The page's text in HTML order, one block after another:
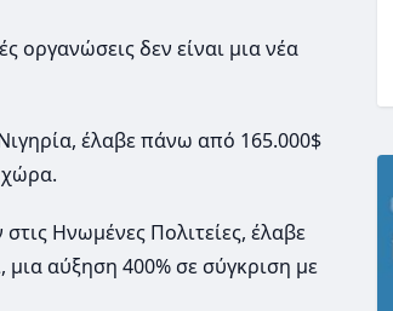
οργανώσεις δεν είναι μια νέα
έλαβε πάνω από 165.000$
χώρα.
Ηνωμένες Πολιτείες, έλαβε
αύξηση 400% σε σύγκριση με